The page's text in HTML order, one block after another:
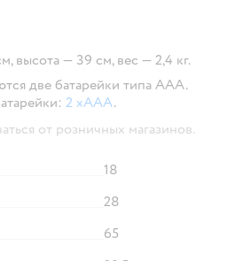
высота — 39 см, вес — 2,4 кг.
две батарейки типа ААА.
2 xAAA.
от розничных магазинов.
18
28
65